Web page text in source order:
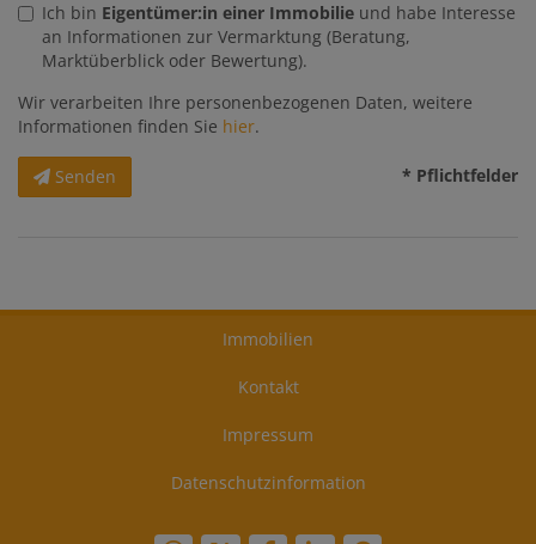
Ich bin Eigentümer:in einer Immobilie und habe Interesse
an Informationen zur Vermarktung (Beratung,
Marktüberblick oder Bewertung).
Wir verarbeiten Ihre personenbezogenen Daten, weitere
Informationen finden Sie hier.
Senden * Pflichtfelder
Immobilien
Kontakt
Impressum
Datenschutzinformation